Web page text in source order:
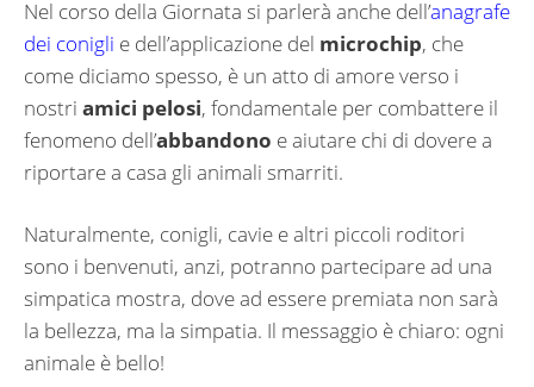
Nel corso della Giornata si parlerà anche dell’anagrafe
dei conigli e dell’applicazione del microchip, che
come diciamo spesso, è un atto di amore verso i
nostri amici pelosi, fondamentale per combattere il
fenomeno dell’abbandono e aiutare chi di dovere a
riportare a casa gli animali smarriti.
Naturalmente, conigli, cavie e altri piccoli roditori
sono i benvenuti, anzi, potranno partecipare ad una
simpatica mostra, dove ad essere premiata non sarà
la bellezza, ma la simpatia. Il messaggio è chiaro: ogni
animale è bello!